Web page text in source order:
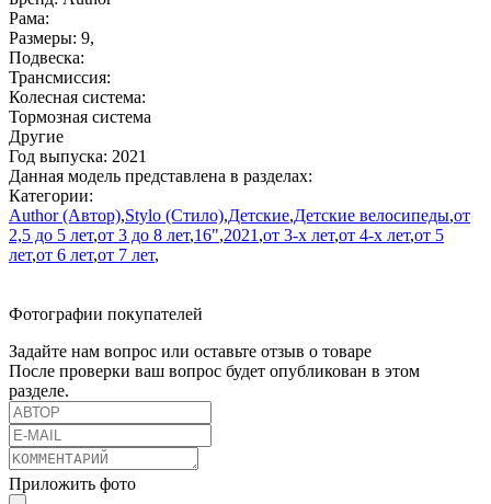
Рама:
Размеры: 9,
Подвеска:
Трансмиссия:
Колесная система:
Тормозная система
Другие
Год выпуска: 2021
Данная модель представлена в разделах:
Категории:
Author (Автор),Stylo (Стило),Детские,Детские велосипеды,от
2,5 до 5 лет,от 3 до 8 лет,16",2021 ,от 3-х лет,от 4-х лет,от 5
лет,от 6 лет,от 7 лет,
Фотографии покупателей
Задайте нам вопрос или оставьте отзыв о товаре
После проверки ваш вопрос будет опубликован в этом
разделе.
Приложить фото